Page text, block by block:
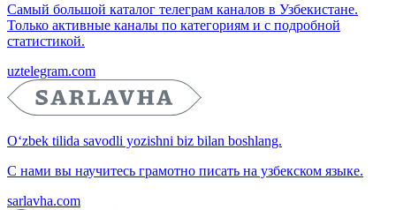
Самый большой каталог телеграм каналов в Узбекистане.
Только активные каналы по категориям и с подробной
статистикой.
uztelegram.com
O‘zbek tilida savodli yozishni biz bilan boshlang.
С нами вы научитесь грамотно писать на узбекском языке.
sarlavha.com